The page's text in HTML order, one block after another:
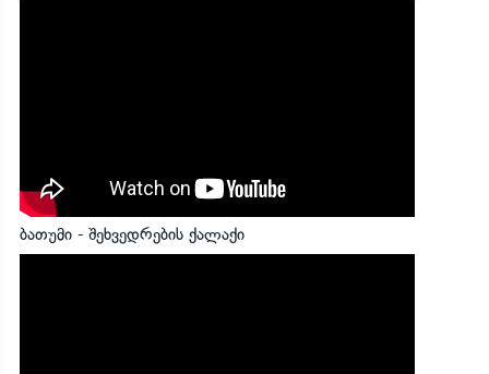
ბათუმი - შეხვედრების ქალაქი